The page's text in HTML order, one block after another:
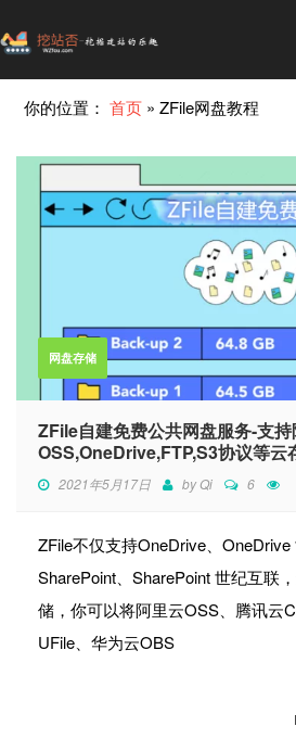
你的位置：首页 »ZFile网盘教程
网盘存储
ZFile自建免费公共网盘服务-支
OSS,OneDrive,FTP,S3协议等云
2021年5月17日 byQi 6
ZFile不仅支持OneDrive、OneDrive
SharePoint、SharePoint 世纪互联
储，你可以将阿里云OSS、腾讯云
UFile、华为云OBS